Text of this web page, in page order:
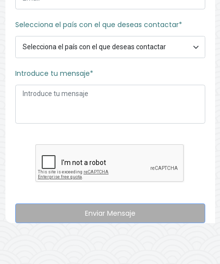
Selecciona el país con el que deseas contactar*
Introduce tu mensaje*
Enviar Mensaje